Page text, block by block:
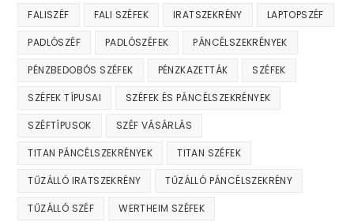
FALISZÉF FALI SZÉFEK IRATSZEKRÉNY LAPTOPSZÉF
PADLÓSZÉF PADLÓSZÉFEK PÁNCÉLSZEKRÉNYEK
PÉNZBEDOBÓS SZÉFEK PÉNZKAZETTÁK SZÉFEK
SZÉFEK TÍPUSAI SZÉFEK ÉS PÁNCÉLSZEKRÉNYEK
SZÉFTÍPUSOK SZÉF VÁSÁRLÁS
TITAN PÁNCÉLSZEKRÉNYEK TITAN SZÉFEK
TŰZÁLLÓ IRATSZEKRÉNY TŰZÁLLÓ PÁNCÉLSZEKRÉNY
TŰZÁLLÓ SZÉF WERTHEIM SZÉFEK